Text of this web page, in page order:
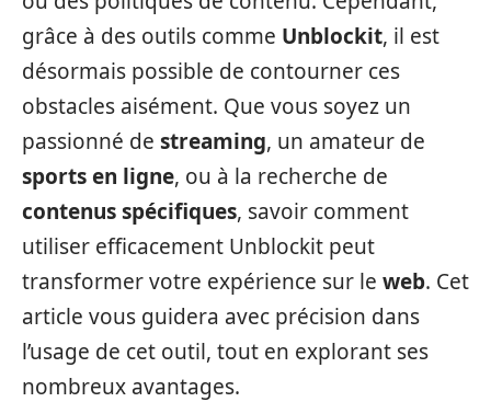
grâce à des outils comme Unblockit, il est
désormais possible de contourner ces
obstacles aisément. Que vous soyez un
passionné de streaming, un amateur de
sports en ligne, ou à la recherche de
contenus spécifiques, savoir comment
utiliser efficacement Unblockit peut
transformer votre expérience sur le web. Cet
article vous guidera avec précision dans
l’usage de cet outil, tout en explorant ses
nombreux avantages.